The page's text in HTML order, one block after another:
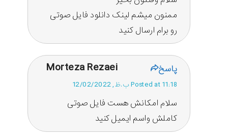
ممنون میشم لینک دانلود فایل صوتی
رو برام ارسال کنید
Morteza Rezaei پاسخ
Posted at 11:18 ب.ظ, 12/02/2022
سلام امکانش هست فایل صوتی
کاملش واسم ایمیل کنید